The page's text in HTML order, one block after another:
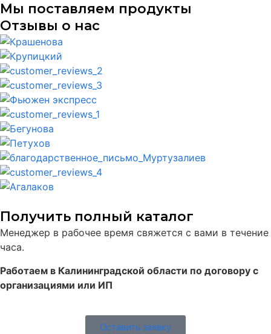
Мы поставляем продукты
Отзывы о нас
Получить полный каталог
Менеджер в рабочее время свяжется с вами в течение
часа.
Работаем в Калининградской области по договору с
организациями или ИП
Оставить заявку